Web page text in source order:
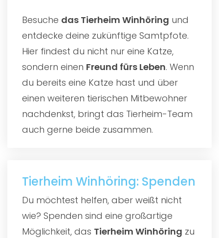
Besuche das Tierheim Winhöring und
entdecke deine zukünftige Samtpfote.
Hier findest du nicht nur eine Katze,
sondern einen Freund fürs Leben. Wenn
du bereits eine Katze hast und über
einen weiteren tierischen Mitbewohner
nachdenkst, bringt das Tierheim-Team
auch gerne beide zusammen.
Tierheim Winhöring: Spenden
Du möchtest helfen, aber weißt nicht
wie? Spenden sind eine großartige
Möglichkeit, das Tierheim Winhöring zu